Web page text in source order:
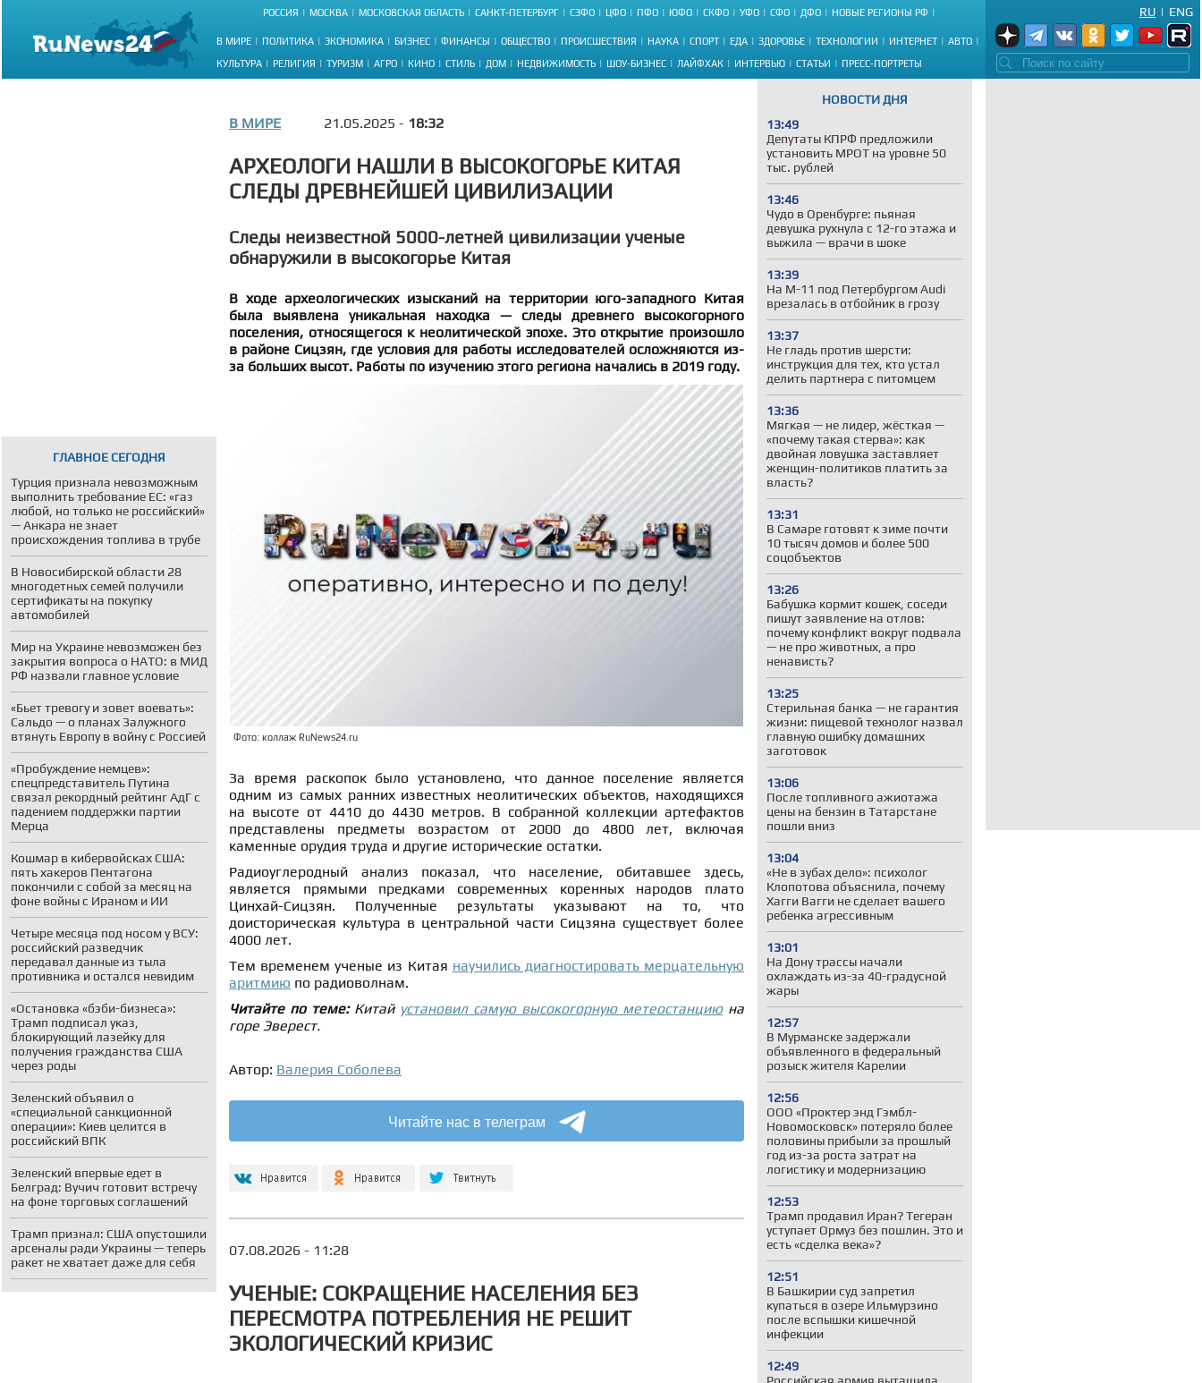
РОССИЯ МОСКВА МОСКОВСКАЯ ОБЛАСТЬ САНКТ-ПЕТЕРБУРГ СЗФО ЦФО ПФО ЮФО СКФО УФО СФО ДФО НОВЫЕ РЕГИОНЫ РФ
В МИРЕ ПОЛИТИКА ЭКОНОМИКА БИЗНЕС ФИНАНСЫ ОБЩЕСТВО ПРОИСШЕСТВИЯ НАУКА СПОРТ ЕДА ЗДОРОВЬЕ ТЕХНОЛОГИИ ИНТЕРНЕТ АВТО
КУЛЬТУРА РЕЛИГИЯ ТУРИЗМ АГРО КИНО СТИЛЬ ДОМ НЕДВИЖИМОСТЬ ШОУ-БИЗНЕС ЛАЙФХАК ИНТЕРВЬЮ СТАТЬИ ПРЕСС-ПОРТРЕТЫ
ENG
|
RU
ГЛАВНОЕ СЕГОДНЯ
Турция признала невозможным
выполнить требование ЕС: «газ
любой, но только не российский»
— Анкара не знает
происхождения топлива в трубе
В Новосибирской области 28
многодетных семей получили
сертификаты на покупку
автомобилей
Мир на Украине невозможен без
закрытия вопроса о НАТО: в МИД
РФ назвали главное условие
«Бьет тревогу и зовет воевать»:
Сальдо — о планах Залужного
втянуть Европу в войну с Россией
«Пробуждение немцев»:
спецпредставитель Путина
связал рекордный рейтинг АдГ с
падением поддержки партии
Мерца
Кошмар в кибервойсках США:
пять хакеров Пентагона
покончили с собой за месяц на
фоне войны с Ираном и ИИ
Четыре месяца под носом у ВСУ:
российский разведчик
передавал данные из тыла
противника и остался невидим
«Остановка «бэби-бизнеса»:
Трамп подписал указ,
блокирующий лазейку для
получения гражданства США
через роды
Зеленский объявил о
«специальной санкционной
операции»: Киев целится в
российский ВПК
Зеленский впервые едет в
Белград: Вучич готовит встречу
на фоне торговых соглашений
Трамп признал: США опустошили
арсеналы ради Украины — теперь
ракет не хватает даже для себя
НОВОСТИ ДНЯ
13:49
Депутаты КПРФ предложили
установить МРОТ на уровне 50
тыс. рублей
13:46
Чудо в Оренбурге: пьяная
девушка рухнула с 12-го этажа и
выжила — врачи в шоке
13:39
На М-11 под Петербургом Audi
врезалась в отбойник в грозу
13:37
Не гладь против шерсти:
инструкция для тех, кто устал
делить партнера с питомцем
13:36
Мягкая — не лидер, жёсткая —
«почему такая стерва»: как
двойная ловушка заставляет
женщин-политиков платить за
власть?
13:31
В Самаре готовят к зиме почти
10 тысяч домов и более 500
соцобъектов
13:26
Бабушка кормит кошек, соседи
пишут заявление на отлов:
почему конфликт вокруг подвала
— не про животных, а про
ненависть?
13:25
Стерильная банка — не гарантия
жизни: пищевой технолог назвал
главную ошибку домашних
заготовок
13:06
После топливного ажиотажа
цены на бензин в Татарстане
пошли вниз
13:04
«Не в зубах дело»: психолог
Клопотова объяснила, почему
Хагги Вагги не сделает вашего
ребенка агрессивным
13:01
На Дону трассы начали
охлаждать из-за 40-градусной
жары
12:57
В Мурманске задержали
объявленного в федеральный
розыск жителя Карелии
12:56
ООО «Проктер энд Гэмбл-
Новомосковск» потеряло более
половины прибыли за прошлый
год из-за роста затрат на
логистику и модернизацию
12:53
Трамп продавил Иран? Тегеран
уступает Ормуз без пошлин. Это и
есть «сделка века»?
12:51
В Башкирии суд запретил
купаться в озере Ильмурзино
после вспышки кишечной
инфекции
12:49
В МИРЕ 21.05.2025 - 18:32
АРХЕОЛОГИ НАШЛИ В ВЫСОКОГОРЬЕ КИТАЯ
СЛЕДЫ ДРЕВНЕЙШЕЙ ЦИВИЛИЗАЦИИ
Следы неизвестной 5000-летней цивилизации ученые
обнаружили в высокогорье Китая
В ходе археологических изысканий на территории юго-западного Китая
была выявлена уникальная находка — следы древнего высокогорного
поселения, относящегося к неолитической эпохе. Это открытие произошло
в районе Сицзян, где условия для работы исследователей осложняются из-
за больших высот. Работы по изучению этого региона начались в 2019 году.
Фото: коллаж RuNews24.ru
За время раскопок было установлено, что данное поселение является
одним из самых ранних известных неолитических объектов, находящихся
на высоте от 4410 до 4430 метров. В собранной коллекции артефактов
представлены предметы возрастом от 2000 до 4800 лет, включая
каменные орудия труда и другие исторические остатки.
Радиоуглеродный анализ показал, что население, обитавшее здесь,
является прямыми предками современных коренных народов плато
Цинхай-Сицзян. Полученные результаты указывают на то, что
доисторическая культура в центральной части Сицзяна существует более
4000 лет.
Тем временем ученые из Китая научились диагностировать мерцательную
аритмию по радиоволнам.
Читайте по теме:Китай установил самую высокогорную метеостанциюна
горе Эверест.
Автор: Валерия Соболева
Читайте нас в телеграм
07.08.2026 - 11:28
УЧЕНЫЕ: СОКРАЩЕНИЕ НАСЕЛЕНИЯ БЕЗ
ПЕРЕСМОТРА ПОТРЕБЛЕНИЯ НЕ РЕШИТ
ЭКОЛОГИЧЕСКИЙ КРИЗИС